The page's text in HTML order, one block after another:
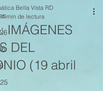
IMÁGENES
DEL
(19 abril
Bella Vista RD
1 min de lectura